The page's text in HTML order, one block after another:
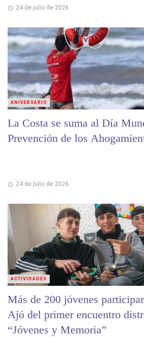
24 de julio de 2026
La Costa se suma al Día
Prevención de los
24 de julio de 2026
ANIVERSARIO
Más de 200 jóvenes
Ajó del primer encuentro
“Jóvenes y Memoria”
ACTIVIDADES